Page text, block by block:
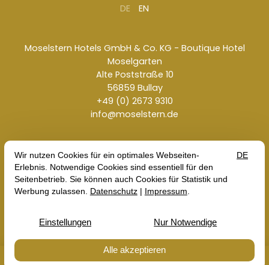
Buchen Anfragen
DE EN
Moselstern Hotels GmbH & Co. KG - Boutique Hotel
Moselgarten
Alte Poststraße 10
56859 Bullay
+49 (0) 2673 9310
info@moselstern.de
ImpressumAGBDatenschutz
Hotel Moselgarten — ein Hotel der
Moselstern Familie